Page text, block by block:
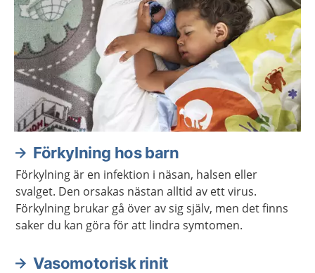
Förkylning hos barn
Förkylning är en infektion i näsan, halsen eller
svalget. Den orsakas nästan alltid av ett virus.
Förkylning brukar gå över av sig själv, men det finns
saker du kan göra för att lindra symtomen.
Vasomotorisk rinit